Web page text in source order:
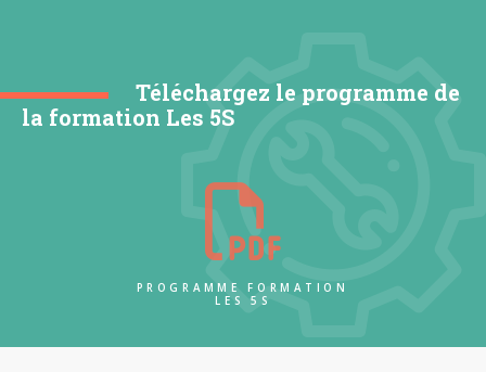
Téléchargez le programme de
la formation Les 5S
PROGRAMME FORMATION
LES 5S